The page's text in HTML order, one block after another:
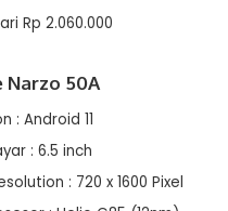
Rp 2.060.000
Narzo 50A
: Android 11
: 6.5 inch
: 720 x 1600 Pixel